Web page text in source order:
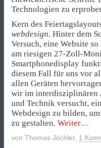
Technologien zu
Kern des
webdesign. Hinter dem
Versuch, eine Website
am riesigen 27-Zoll-
Smartphonedisplay
diesem Fall für uns vor
allen Geräten
wir im interdisziplinären
und Technik versucht,
Webdesign zu bilden,
zu gestalten. Weiter
„100
von Thomas Jöchler, 1